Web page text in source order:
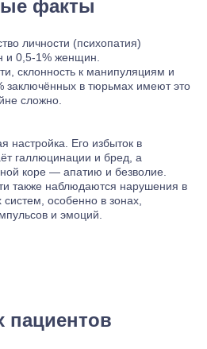
факты
личности (психопатия)
и 0,5-1% женщин.
склонность к манипуляциям и
заключённых в тюрьмах имеют это
сложно.
Его избыток в
галлюцинации и бред, а
коре — апатию и безволие.
также наблюдаются нарушения в
особенно в зонах,
и эмоций.